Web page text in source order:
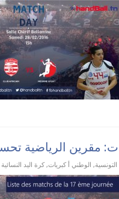
مقرين الرياضية
التونسية, الوطني أ كبريات,كرة اليد النسائية